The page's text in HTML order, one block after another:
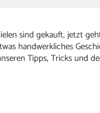
sind gekauft, jetzt
handwerkliches
Tipps, Tricks und